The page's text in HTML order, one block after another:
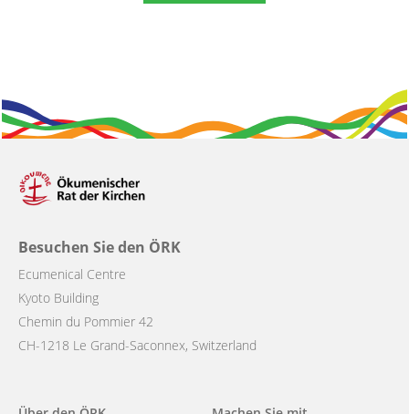
Besuchen Sie den ÖRK
Ecumenical Centre
Kyoto Building
Chemin du Pommier 42
CH-1218 Le Grand-Saconnex, Switzerland